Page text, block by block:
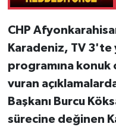
CHP
Karadeniz, TV 3'te
programına konuk
vuran
Başkanı Burcu
sürecine değinen